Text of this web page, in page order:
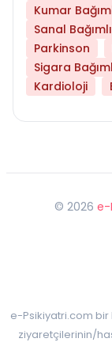
Kumar
Sanal
Parkinson
Sigara
Kardioloji
© 2026 e-
e-Psikiyatri.com bir
ziyaretçilerinin/